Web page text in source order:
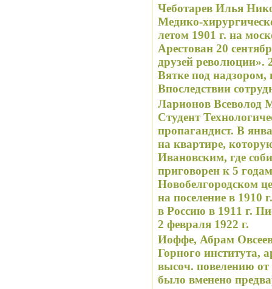
Чеботарев Илья
Медико-хирургической академии. Вел
летом 1901 г. на
Арестован 20
друзей революции».
Вятке под надзором,
Впоследствии
Ларионов Всеволод
Студент Технологического института. Народник-
пропагандист. В
на квартире,
Ивановским, где
приговорен к 5
Новобелгородском
на поселение в 1910
в Россию в 1911 г.
2 февраля 1922 г.
Иоффе, Абрам
Горного института,
высоч. повелению
было вменено